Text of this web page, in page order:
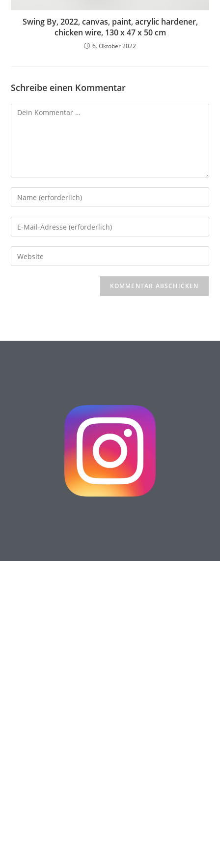
Swing By, 2022, canvas, paint, acrylic hardener,
chicken wire, 130 x 47 x 50 cm
6. Oktober 2022
Schreibe einen Kommentar